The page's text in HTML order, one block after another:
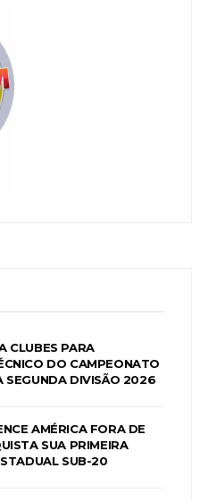
CLUBES PARA
DO CAMPEONATO
SEGUNDA DIVISÃO 2026
AMÉRICA FORA DE
SUA PRIMEIRA
SUB-20